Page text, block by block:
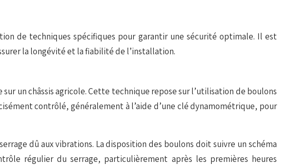
de techniques spécifiques pour garantir une sécurité optimale. Il est
la longévité et la fiabilité de l’installation.
un châssis agricole. Cette technique repose sur l’utilisation de boulons
contrôlé, généralement à l’aide d’une clé dynamométrique, pour
dû aux vibrations. La disposition des boulons doit suivre un schéma
régulier du serrage, particulièrement après les premières heures